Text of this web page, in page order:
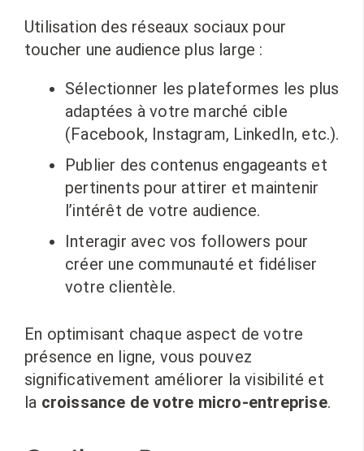
Utilisation des réseaux sociaux pour
toucher une audience plus large :
Sélectionner les plateformes les plus
adaptées à votre marché cible
(Facebook, Instagram, LinkedIn, etc.).
Publier des contenus engageants et
pertinents pour attirer et maintenir
l’intérêt de votre audience.
Interagir avec vos followers pour
créer une communauté et fidéliser
votre clientèle.
En optimisant chaque aspect de votre
présence en ligne, vous pouvez
significativement améliorer la visibilité et
la croissance de votre micro-entreprise.